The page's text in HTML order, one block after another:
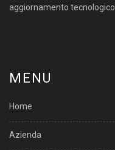
aggiornamento tecnologico.
MENU
Home
Azienda